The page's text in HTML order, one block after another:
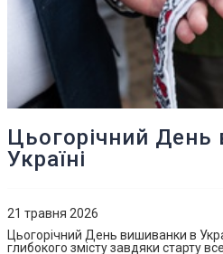
Цьогорічний
Україні
21 травня 2026
Цьогорічний День вишиванки в
глибокого змісту завдяки старту